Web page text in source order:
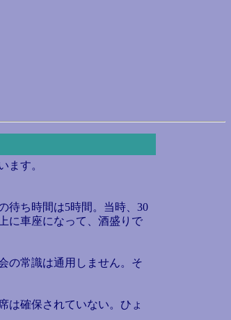
ます。
待ち時間は5時間。当時、30
に車座になって、酒盛りで
の常識は通用しません。そ
は確保されていない。ひょ